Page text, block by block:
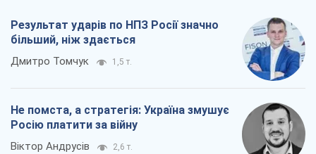
Результат ударів по НПЗ Росії значно
більший, ніж здається
Дмитро Томчук 1,5 т.
Не помста, а стратегія: Україна змушує
Росію платити за війну
Віктор Андрусів 2,6 т.